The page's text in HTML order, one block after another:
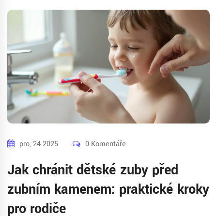
pro, 24 2025 0 Komentáře
Jak chránit dětské zuby před
zubním kamenem: praktické kroky
pro rodiče